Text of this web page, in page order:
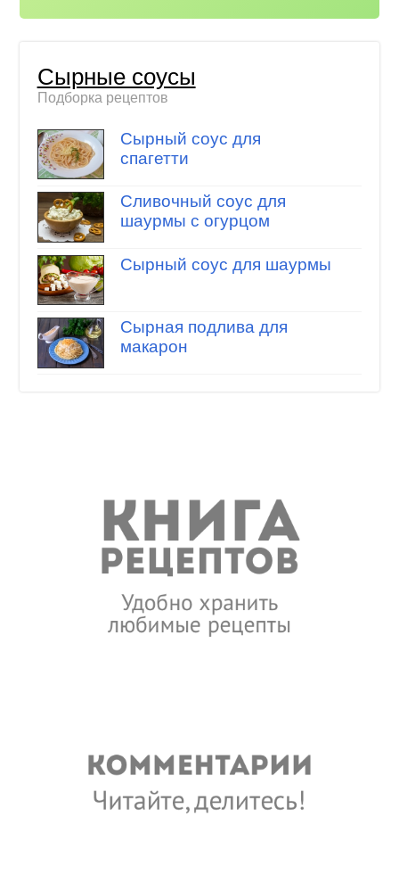
Сырные соусы
Подборка рецептов
Сырный соус для
спагетти
Сливочный соус для
шаурмы с огурцом
Сырный соус для шаурмы
Сырная подлива для
макарон